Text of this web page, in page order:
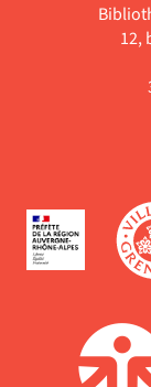
12,